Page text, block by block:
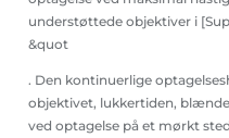
understøttede objektiver i
&quot
. Den kontinuerlige
objektivet, lukkertiden,
ved optagelse på et mørkt